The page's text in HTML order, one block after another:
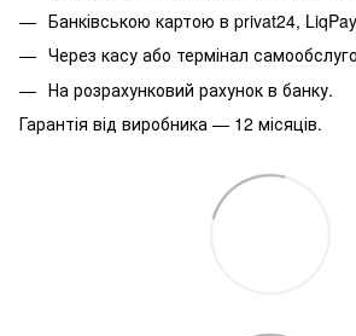
Банківською картою в privat24,
Через касу або термінал
На розрахунковий рахунок в банку.
Гарантія від виробника — 12 місяців.